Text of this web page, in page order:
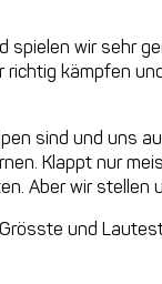
spielen wir sehr
richtig kämpfen
sind und uns
Klappt nur
Aber wir stellen
und